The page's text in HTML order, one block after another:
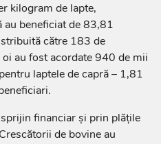
kilogram de lapte,
au beneficiat de 83,81
către 183 de
au fost acordate 940 de mii
laptele de capră – 1,81
financiar și prin plățile
de bovine au